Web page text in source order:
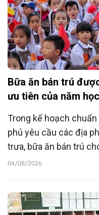
Bữa ăn bán trú
ưu tiên của năm
Trong kế hoạch
phủ yêu cầu các địa
trưa, bữa ăn bán trú
khăn, khu công nghiệp
phát triển toàn diện.
04/08/2026